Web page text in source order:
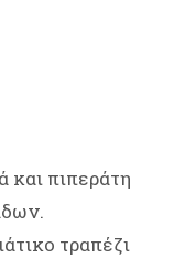
και πιπεράτη
τραπέζι